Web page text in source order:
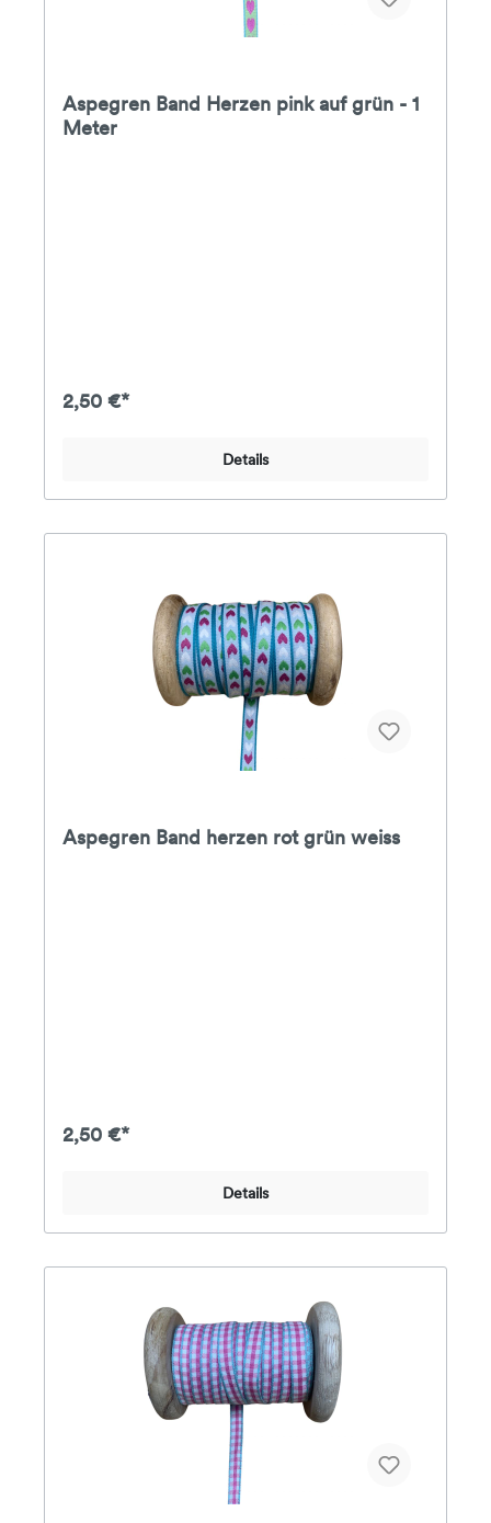
Aspegren Band Herzen pink auf grün - 1
Meter
2,50 €*
Details
Aspegren Band herzen rot grün weiss
2,50 €*
Details